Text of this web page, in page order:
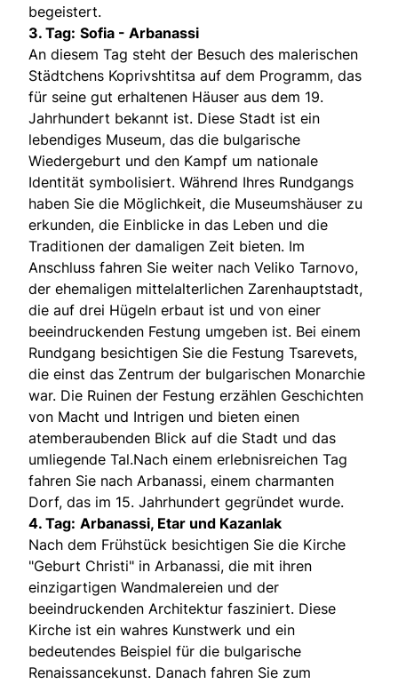
begeistert.
3. Tag: Sofia - Arbanassi
An diesem Tag steht der Besuch des malerischen
Städtchens Koprivshtitsa auf dem Programm, das
für seine gut erhaltenen Häuser aus dem 19.
Jahrhundert bekannt ist. Diese Stadt ist ein
lebendiges Museum, das die bulgarische
Wiedergeburt und den Kampf um nationale
Identität symbolisiert. Während Ihres Rundgangs
haben Sie die Möglichkeit, die Museumshäuser zu
erkunden, die Einblicke in das Leben und die
Traditionen der damaligen Zeit bieten. Im
Anschluss fahren Sie weiter nach Veliko Tarnovo,
der ehemaligen mittelalterlichen Zarenhauptstadt,
die auf drei Hügeln erbaut ist und von einer
beeindruckenden Festung umgeben ist. Bei einem
Rundgang besichtigen Sie die Festung Tsarevets,
die einst das Zentrum der bulgarischen Monarchie
war. Die Ruinen der Festung erzählen Geschichten
von Macht und Intrigen und bieten einen
atemberaubenden Blick auf die Stadt und das
umliegende Tal.Nach einem erlebnisreichen Tag
fahren Sie nach Arbanassi, einem charmanten
Dorf, das im 15. Jahrhundert gegründet wurde.
4. Tag: Arbanassi, Etar und Kazanlak
Nach dem Frühstück besichtigen Sie die Kirche
"Geburt Christi" in Arbanassi, die mit ihren
einzigartigen Wandmalereien und der
beeindruckenden Architektur fasziniert. Diese
Kirche ist ein wahres Kunstwerk und ein
bedeutendes Beispiel für die bulgarische
Renaissancekunst. Danach fahren Sie zum